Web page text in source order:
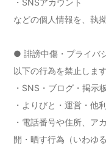
・SNSアカウント
などの個人情報を、執
● 誹謗中傷・プライバ
以下の行為を禁止します
・SNS・ブログ・掲示
・よりびと・運営・他
・電話番号や住所、ア
開・晒す行為（いわゆ